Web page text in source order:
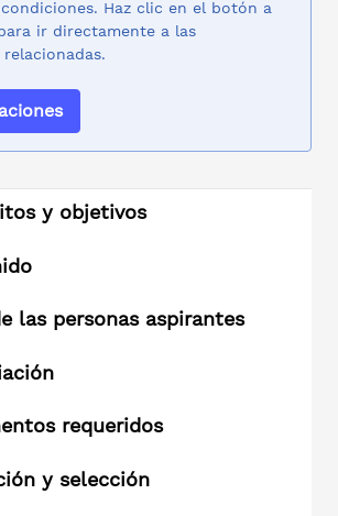
Haz clic en el botón a
ir directamente a las
y objetivos
las personas aspirantes
requeridos
y selección